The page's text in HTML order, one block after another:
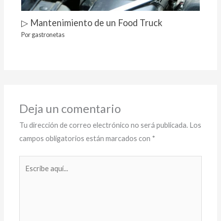
▷ Mantenimiento de un Food Truck
Porgastronetas
Deja un comentario
Tu dirección de correo electrónico no será publicada. Los
campos obligatorios están marcados con *